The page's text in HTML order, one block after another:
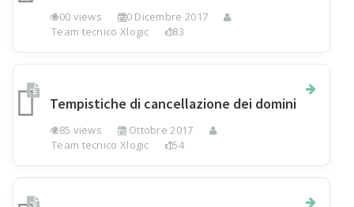
500 views
20 Dicembre 2017
Team tecnico Xlogic
183
Tempistiche di cancellazione dei domini
285 views
2 Ottobre 2017
Team tecnico Xlogic
154